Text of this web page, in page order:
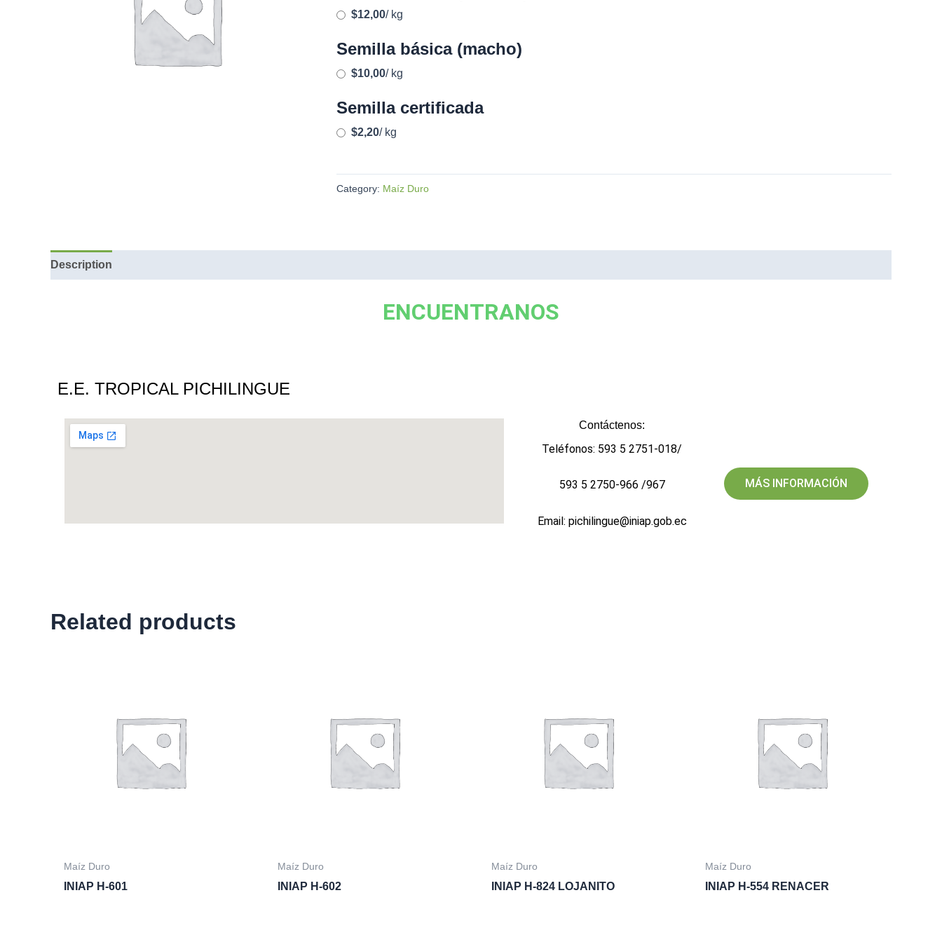
$12,00/ kg
Semilla básica (macho)
$10,00/ kg
Semilla certificada
$2,20/ kg
Category: Maíz Duro
Description
ENCUENTRANOS
E.E. TROPICAL PICHILINGUE
Contáctenos:​
Teléfonos: 593 5 2751-018/
593 5 2750-966 /967
Email: pichilingue@iniap.gob.ec
MÁS INFORMACIÓN
Related products
Maíz Duro
INIAP H-601
Maíz Duro
INIAP H-602
Maíz Duro
INIAP H-824 LOJANITO
Maíz Duro
INIAP H-554 RENACER